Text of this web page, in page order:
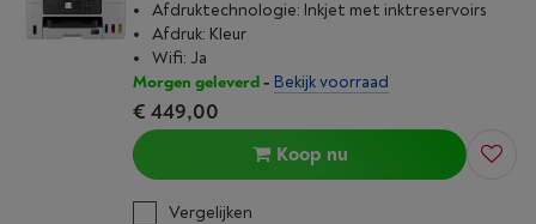
Afdruktechnologie: Inkjet met inktreservoirs
Afdruk: Kleur
Wifi: Ja
Morgen geleverd- Bekijk voorraad
€ 449,00
Koop nu
Vergelijken